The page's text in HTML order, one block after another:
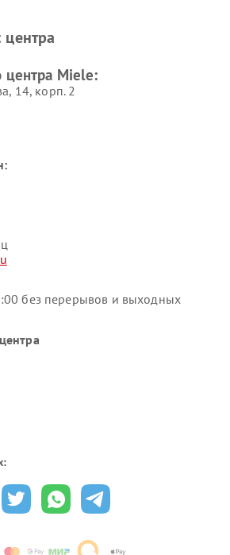
пылесосов Miele
центра
центра Miele:
14, корп. 2
без перерывов и выходных